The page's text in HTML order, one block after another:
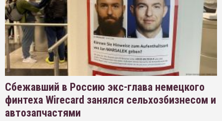
Сбежавший в Россию экс-глава немецкого
финтеха Wirecard занялся сельхозбизнесом и
автозапчастями